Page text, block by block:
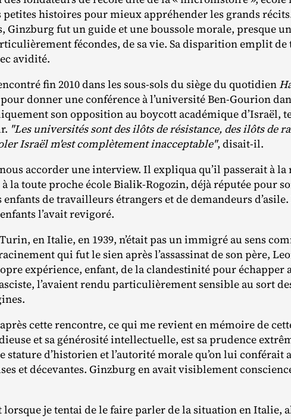
histoires pour mieux appréhender les grands
Ginzburg fut un guide et une boussole morale, presque
fécondes, de sa vie. Sa disparition emplit de
avidité.
fin 2010 dans les sous‐​sols du siège du quotidien
donner une conférence à l’université Ben‐​Gourion
son opposition au boycott académique d’Israël,
"Les universités sont des ilôts de résistance, des ilôts de
Israël m'est complètement inacceptable", disait‐​il.
accorder une interview. Il expliqua qu’il passerait à la
la toute proche école Bialik‐​Rogozin, déjà réputée pour
de travailleurs étrangers et de demandeurs
l’avait revigoré.
en Italie, en 1939, n’était pas un immigré au sens
qui fut le sien après l’assassinat de son père,
expérience, enfant, de la clandestinité pour échapper
l’avaient rendu particulièrement sensible au sort
cette rencontre, ce qui me revient en mémoire de
et sa générosité intellectuelle, est sa prudence
stature d’historien et l’autorité morale qu’on lui conférait
et décevantes. Ginzburg en avait visiblement
je tentai de le faire parler de la situation en Italie,